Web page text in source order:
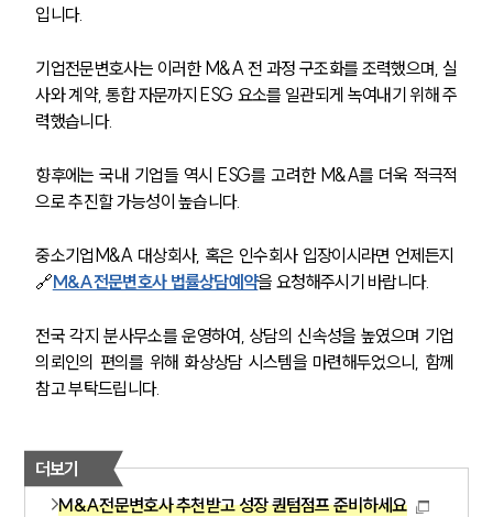
주요 업무사례
사례분석/최신동향
고객후기
M&A센터 업무
구성원 소개
소식/자료
입니다.
기업전문변호사는 이러한 M&A 전 과정 구조화를 조력했으며, 실
사와 계약, 통합 자문까지 ESG 요소를 일관되게 녹여내기 위해 주
력했습니다.
향후에는 국내 기업들 역시 ESG를 고려한 M&A를 더욱 적극적
으로 추진할 가능성이 높습니다.
중소기업M&A 대상회사, 혹은 인수회사 입장이시라면 언제든지
🔗M&A전문변호사 법률상담예약을 요청해주시기 바랍니다.
전국 각지 분사무소를 운영하여, 상담의 신속성을 높였으며 기업
의뢰인의 편의를 위해 화상상담 시스템을 마련해두었으니, 함께
참고 부탁드립니다.
더보기
M&A전문변호사 추천받고 성장 퀀텀점프 준비하세요